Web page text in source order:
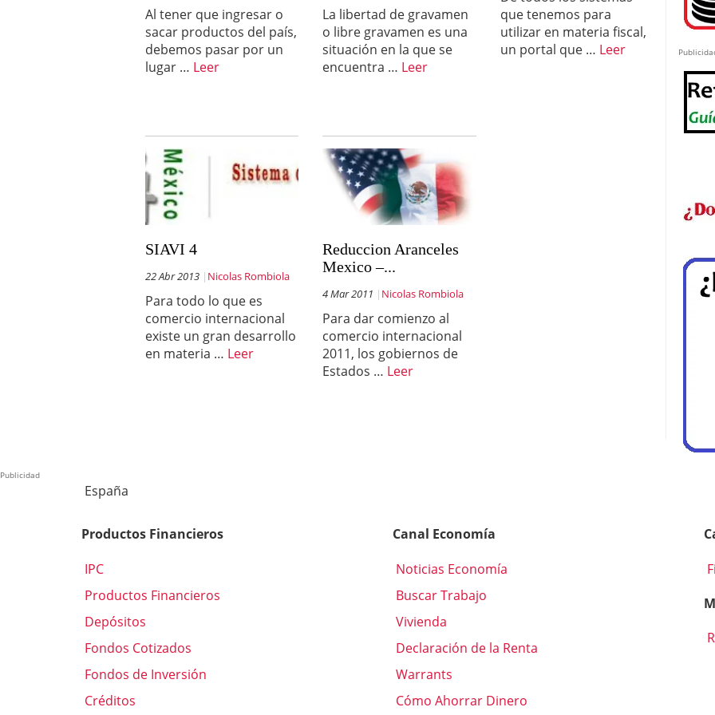
Al tener que ingresar o
sacar productos del país,
debemos pasar por un
lugar … Leer
La libertad de gravamen
o libre gravamen es una
situación en la que se
encuentra … Leer
que tenemos para
utilizar en materia fiscal,
un portal que … Leer
SIAVI 4
22 Abr 2013 Nicolas Rombiola
Para todo lo que es
comercio internacional
existe un gran desarrollo
en materia … Leer
Reduccion Aranceles
Mexico –...
4 Mar 2011 Nicolas Rombiola
Para dar comienzo al
comercio internacional
2011, los gobiernos de
Estados … Leer
Publicidad
España
Productos Financieros
IPC
Productos Financieros
Depósitos
Fondos Cotizados
Fondos de Inversión
Créditos
Canal Economía
Noticias Economía
Buscar Trabajo
Vivienda
Declaración de la Renta
Warrants
Cómo Ahorrar Dinero